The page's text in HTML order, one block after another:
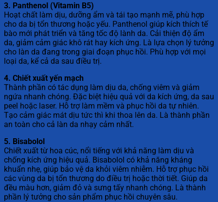
3. Panthenol (Vitamin B5)
Hoạt chất làm dịu, dưỡng ẩm và tái tạo mạnh mẽ, phù hợp
cho da bị tổn thương hoặc yếu. Panthenol giúp kích thích tế
bào mới phát triển và tăng tốc độ lành da. Cải thiện độ ẩm
da, giảm cảm giác khô rát hay kích ứng. Là lựa chọn lý tưởng
cho làn da đang trong giai đoạn phục hồi. Phù hợp với mọi
loại da, kể cả da sau điều trị.
4. Chiết xuất yến mạch
Thành phần có tác dụng làm dịu da, chống viêm và giảm
ngứa nhanh chóng. Đặc biệt hiệu quả với da kích ứng, da sau
peel hoặc laser. Hỗ trợ làm mềm và phục hồi da tự nhiên.
Tạo cảm giác mát dịu tức thì khi thoa lên da. Là thành phần
an toàn cho cả làn da nhạy cảm nhất.
5. Bisabolol
Chiết xuất từ hoa cúc, nổi tiếng với khả năng làm dịu và
chống kích ứng hiệu quả. Bisabolol có khả năng kháng
khuẩn nhẹ, giúp bảo vệ da khỏi viêm nhiễm. Hỗ trợ phục hồi
các vùng da bị tổn thương do điều trị hoặc thời tiết. Giúp da
đều màu hơn, giảm đỏ và sưng tấy nhanh chóng. Là thành
phần lý tưởng cho sản phẩm phục hồi chuyên sâu.